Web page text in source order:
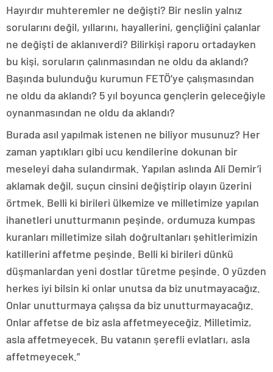
Hayırdır muhteremler ne değişti? Bir neslin yalnız
sorularını değil, yıllarını, hayallerini, gençliğini çalanlar
ne değişti de aklanıverdi? Bilirkişi raporu ortadayken
bu kişi, soruların çalınmasından ne oldu da aklandı?
Başında bulunduğu kurumun FETÖ’ye çalışmasından
ne oldu da aklandı? 5 yıl boyunca gençlerin geleceğiyle
oynanmasından ne oldu da aklandı?
Burada asıl yapılmak istenen ne biliyor musunuz? Her
zaman yaptıkları gibi ucu kendilerine dokunan bir
meseleyi daha sulandırmak. Yapılan aslında Ali Demir’i
aklamak değil, suçun cinsini değiştirip olayın üzerini
örtmek. Belli ki birileri ülkemize ve milletimize yapılan
ihanetleri unutturmanın peşinde, ordumuza kumpas
kuranları milletimize silah doğrultanları şehitlerimizin
katillerini affetme peşinde. Belli ki birileri dünkü
düşmanlardan yeni dostlar türetme peşinde. O yüzden
herkes iyi bilsin ki onlar unutsa da biz unutmayacağız.
Onlar unutturmaya çalışsa da biz unutturmayacağız.
Onlar affetse de biz asla affetmeyeceğiz. Milletimiz,
asla affetmeyecek. Bu vatanın şerefli evlatları, asla
affetmeyecek.”